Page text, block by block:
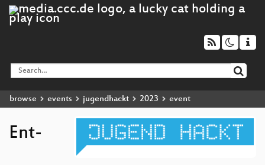
browse events jugendhackt 2023 event
Ent-